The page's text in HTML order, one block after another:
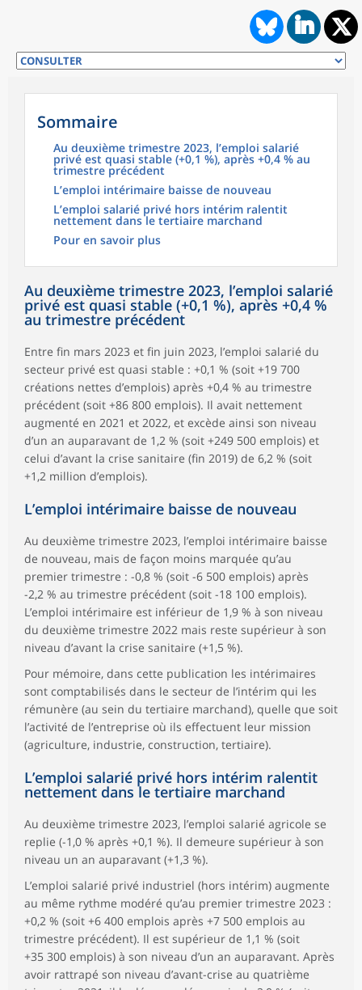
Sommaire
Au deuxième trimestre 2023, l’emploi salarié
privé est quasi stable (+0,1 %), après +0,4 % au
trimestre précédent
L’emploi intérimaire baisse de nouveau
L’emploi salarié privé hors intérim ralentit
nettement dans le tertiaire marchand
Pour en savoir plus
Au deuxième trimestre 2023, l’emploi salarié
privé est quasi stable (+0,1 %), après +0,4 %
au trimestre précédent
Entre fin mars 2023 et fin juin 2023, l’emploi salarié du
secteur privé est quasi stable : +0,1 % (soit +19 700
créations nettes d’emplois) après +0,4 % au trimestre
précédent (soit +86 800 emplois). Il avait nettement
augmenté en 2021 et 2022, et excède ainsi son niveau
d’un an auparavant de 1,2 % (soit +249 500 emplois) et
celui d’avant la crise sanitaire (fin 2019) de 6,2 % (soit
+1,2 million d’emplois).
L’emploi intérimaire baisse de nouveau
Au deuxième trimestre 2023, l’emploi intérimaire baisse
de nouveau, mais de façon moins marquée qu’au
premier trimestre : -0,8 % (soit -6 500 emplois) après
-2,2 % au trimestre précédent (soit -18 100 emplois).
L’emploi intérimaire est inférieur de 1,9 % à son niveau
du deuxième trimestre 2022 mais reste supérieur à son
niveau d’avant la crise sanitaire (+1,5 %).
Pour mémoire, dans cette publication les intérimaires
sont comptabilisés dans le secteur de l’intérim qui les
rémunère (au sein du tertiaire marchand), quelle que soit
l’activité de l’entreprise où ils effectuent leur mission
(agriculture, industrie, construction, tertiaire).
L’emploi salarié privé hors intérim ralentit
nettement dans le tertiaire marchand
Au deuxième trimestre 2023, l’emploi salarié agricole se
replie (-1,0 % après +0,1 %). Il demeure supérieur à son
niveau un an auparavant (+1,3 %).
L’emploi salarié privé industriel (hors intérim) augmente
au même rythme modéré qu’au premier trimestre 2023 :
+0,2 % (soit +6 400 emplois après +7 500 emplois au
trimestre précédent). Il est supérieur de 1,1 % (soit
+35 300 emplois) à son niveau d’un an auparavant. Après
avoir rattrapé son niveau d’avant-crise au quatrième